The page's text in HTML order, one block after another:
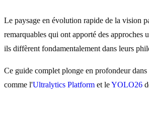
Le paysage en évolution rapide de la vision
remarquables qui ont apporté des
ils diffèrent fondamentalement dans leurs
Ce guide complet plonge en profondeur
comme l'Ultralytics Platform et leYOLO26